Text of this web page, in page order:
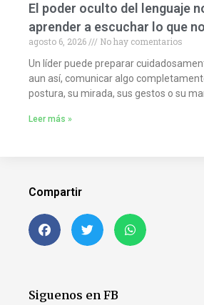
El poder oculto del lenguaje
aprender a escuchar lo que
agosto 6, 2026
No hay comentarios
Un líder puede preparar
aun así, comunicar algo
postura, su mirada, sus gestos o su
Leer más »
Compartir
Siguenos en FB